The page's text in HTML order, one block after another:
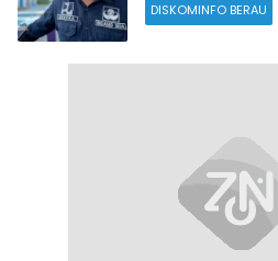
DISKOMINFO BERAU